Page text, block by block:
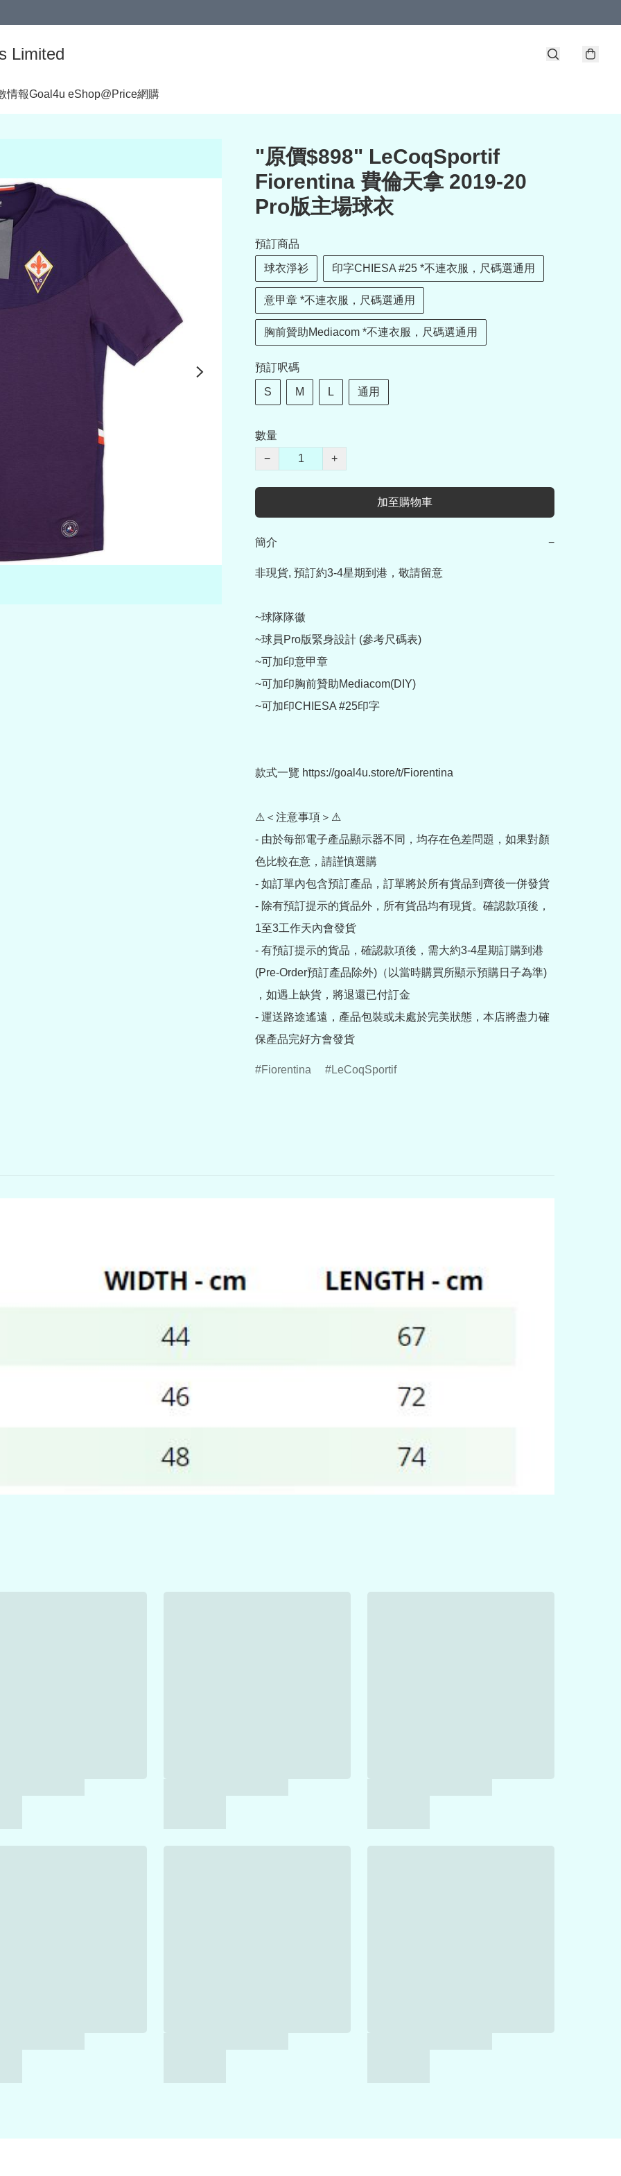
Limited
情報Goal4u eShop@Price網購
"原價$898" LeCoqSportif
Fiorentina 費倫天拿 2019-20
Pro版主場球衣
預訂商品
球衣淨衫 印字CHIESA #25 *不連衣服，尺碼選通用
意甲章 *不連衣服，尺碼選通用
胸前贊助Mediacom *不連衣服，尺碼選通用
預訂呎碼
S M L 通用
數量
−
+
加至購物車
簡介 −
非現貨, 預訂約3-4星期到港，敬請留意
~球隊隊徽
~球員Pro版緊身設計 (參考尺碼表)
~可加印意甲章
~可加印胸前贊助Mediacom(DIY)
~可加印CHIESA #25印字
款式一覽 https://goal4u.store/t/Fiorentina
⚠＜注意事項＞⚠
- 由於每部電子產品顯示器不同，均存在色差問題，如果對顏
色比較在意，請謹慎選購
- 如訂單內包含預訂產品，訂單將於所有貨品到齊後一併發貨
- 除有預訂提示的貨品外，所有貨品均有現貨。確認款項後，
1至3工作天內會發貨
- 有預訂提示的貨品，確認款項後，需大約3-4星期訂購到港
(Pre-Order預訂產品除外)（以當時購買所顯示預購日子為準)
，如遇上缺貨，將退還已付訂金
- 運送路途遙遠，產品包裝或未處於完美狀態，本店將盡力確
保產品完好方會發貨
Fiorentina LeCoqSportif